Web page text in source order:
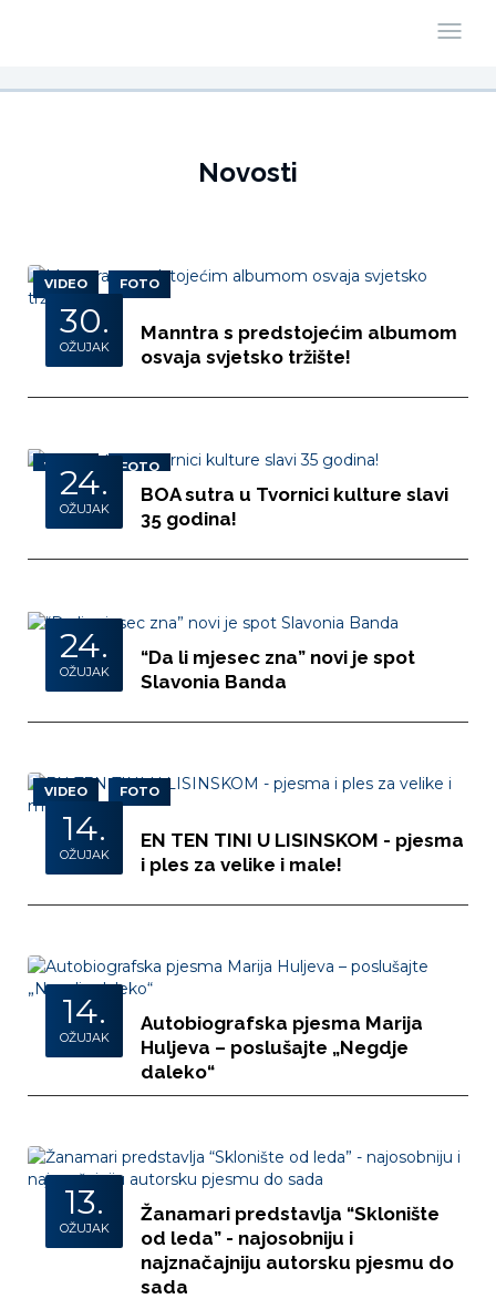
Novosti
VIDEO FOTO
30.
OŽUJAK
Manntra s predstojećim albumom
osvaja svjetsko tržište!
VIDEO FOTO
24.
OŽUJAK
BOA sutra u Tvornici kulture slavi
35 godina!
24.
OŽUJAK
“Da li mjesec zna” novi je spot
Slavonia Banda
VIDEO FOTO
14.
OŽUJAK
EN TEN TINI U LISINSKOM - pjesma
i ples za velike i male!
14.
OŽUJAK
Autobiografska pjesma Marija
Huljeva – poslušajte „Negdje
daleko“
13.
OŽUJAK
Žanamari predstavlja “Sklonište
od leda” - najosobniju i
najznačajniju autorsku pjesmu do
sada